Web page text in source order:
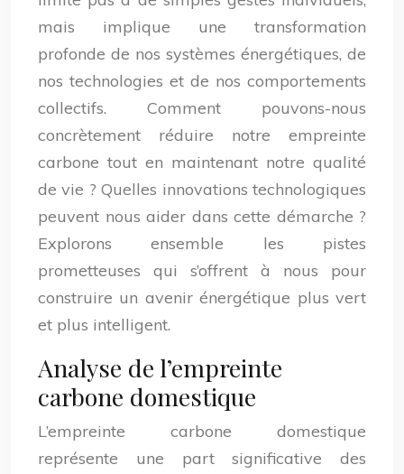
mais implique une transformation
profonde de nos systèmes énergétiques, de
nos technologies et de nos comportements
collectifs. Comment pouvons-nous
concrètement réduire notre empreinte
carbone tout en maintenant notre qualité
de vie ? Quelles innovations technologiques
peuvent nous aider dans cette démarche ?
Explorons ensemble les pistes
prometteuses qui s’offrent à nous pour
construire un avenir énergétique plus vert
et plus intelligent.
Analyse de l’empreinte
carbone domestique
L’empreinte carbone domestique
représente une part significative des